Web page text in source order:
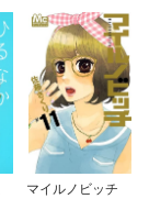
マイルノビッチ